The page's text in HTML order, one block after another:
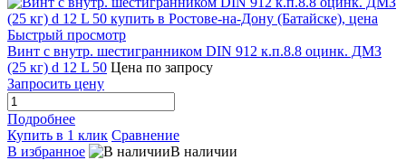
Быстрый просмотр
Винт с внутр. шестигранником DIN 912 к.п.8.8 оцинк. ДМЗ
(25 кг) d 12 L 50 Цена по запросу
Запросить цену
Подробнее
Купить в 1 клик Сравнение
В избранное
В наличии